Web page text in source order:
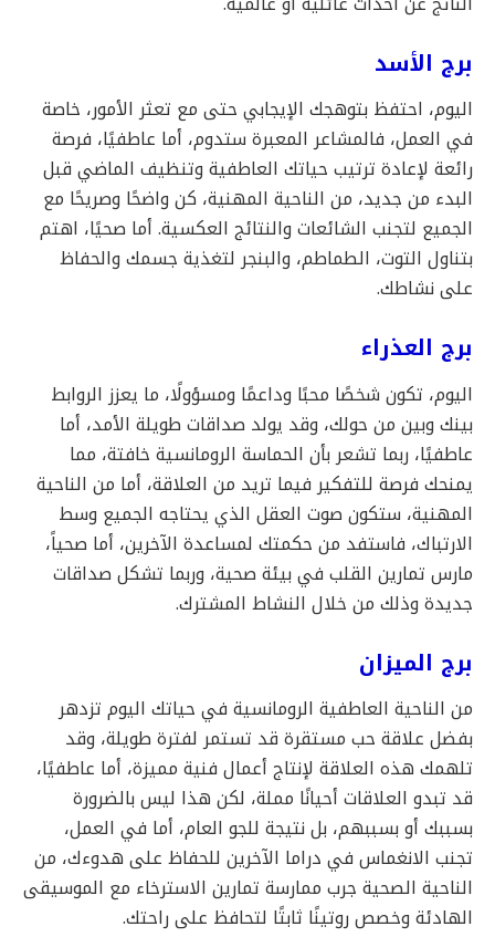
برج الأسد
اليوم، احتفظ بتوهجك الإيجابي حتى مع تعثر الأمور، خاصة
في العمل، فالمشاعر المعبرة ستدوم، أما عاطفيًا، فرصة
رائعة لإعادة ترتيب حياتك العاطفية وتنظيف الماضي قبل
البدء من جديد، من الناحية المهنية، كن واضحًا وصريحًا مع
الجميع لتجنب الشائعات والنتائج العكسية. أما صحيًا، اهتم
بتناول التوت، الطماطم، والبنجر لتغذية جسمك والحفاظ
على نشاطك.
برج العذراء
اليوم، تكون شخصًا محبًا وداعمًا ومسؤولًا، ما يعزز الروابط
بينك وبين من حولك، وقد يولد صداقات طويلة الأمد، أما
عاطفيًا، ربما تشعر بأن الحماسة الرومانسية خافتة، مما
يمنحك فرصة للتفكير فيما تريد من العلاقة، أما من الناحية
المهنية، ستكون صوت العقل الذي يحتاجه الجميع وسط
الارتباك، فاستفد من حكمتك لمساعدة الآخرين، أما صحياً،
مارس تمارين القلب في بيئة صحية، وربما تشكل صداقات
جديدة وذلك من خلال النشاط المشترك.
برج الميزان
من الناحية العاطفية الرومانسية في حياتك اليوم تزدهر
بفضل علاقة حب مستقرة قد تستمر لفترة طويلة، وقد
تلهمك هذه العلاقة لإنتاج أعمال فنية مميزة، أما عاطفيًا،
قد تبدو العلاقات أحيانًا مملة، لكن هذا ليس بالضرورة
بسببك أو بسببهم، بل نتيجة للجو العام، أما في العمل،
تجنب الانغماس في دراما الآخرين للحفاظ على هدوءك، من
الناحية الصحية جرب ممارسة تمارين الاسترخاء مع الموسيقى
الهادئة وخصص روتينًا ثابتًا لتحافظ على راحتك.